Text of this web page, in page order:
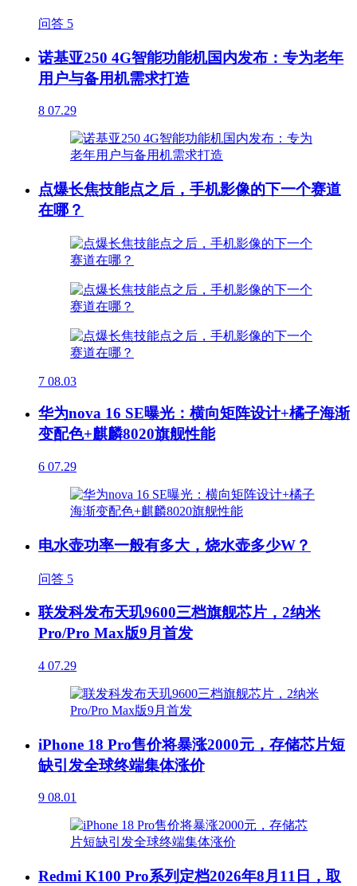
问答 5
诺基亚250 4G智能功能机国内发布：专为老年
用户与备用机需求打造
8 07.29
点爆长焦技能点之后，手机影像的下一个赛道
在哪？
7 08.03
华为nova 16 SE曝光：横向矩阵设计+橘子海渐
变配色+麒麟8020旗舰性能
6 07.29
电水壶功率一般有多大，烧水壶多少W？
问答 5
联发科发布天玑9600三档旗舰芯片，2纳米
Pro/Pro Max版9月首发
4 07.29
iPhone 18 Pro售价将暴涨2000元，存储芯片短
缺引发全球终端集体涨价
9 08.01
Redmi K100 Pro系列定档2026年8月11日，取